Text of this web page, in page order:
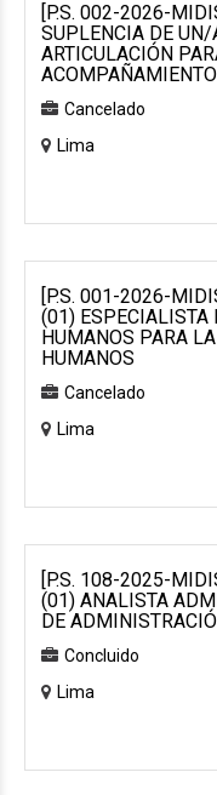
[P.S. 002-2026-
SUPLENCIA DE
ARTICULACIÓN
ACOMPAÑAMIENTO
Cancelado
Lima
[P.S. 001-2026-
(01) ESPECIALISTA
HUMANOS PARA
HUMANOS
Cancelado
Lima
[P.S. 108-2025-
(01) ANALISTA
DE
Concluido
Lima